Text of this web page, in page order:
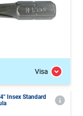
Visa
Insex Standard